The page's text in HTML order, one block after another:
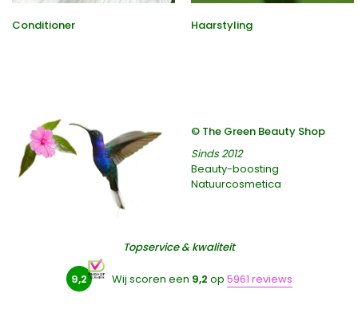
Conditioner Haarstyling
© The Green Beauty Shop
Sinds 2012
Beauty-boosting
Natuurcosmetica
Topservice & kwaliteit
9,2 Wij scoren een 9,2 op 5961 reviews